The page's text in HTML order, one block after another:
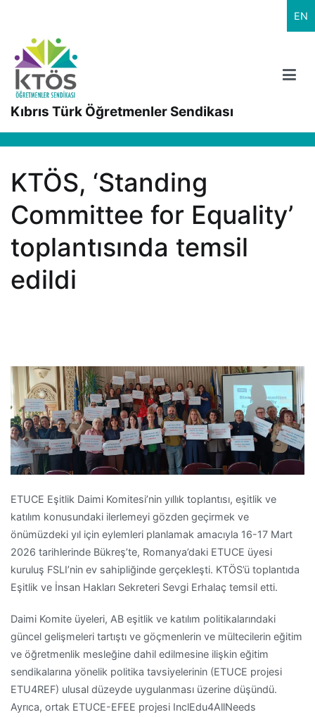
EN
Kıbrıs Türk Öğretmenler Sendikası
KTÖS, ‘Standing
Committee for Equality’
toplantısında temsil
edildi
ETUCE Eşitlik Daimi Komitesi’nin yıllık toplantısı, eşitlik ve
katılım konusundaki ilerlemeyi gözden geçirmek ve
önümüzdeki yıl için eylemleri planlamak amacıyla 16-17 Mart
2026 tarihlerinde Bükreş’te, Romanya’daki ETUCE üyesi
kuruluş FSLI’nin ev sahipliğinde gerçekleşti. KTÖS’ü toplantıda
Eşitlik ve İnsan Hakları Sekreteri Sevgi Erhalaç temsil etti.
Daimi Komite üyeleri, AB eşitlik ve katılım politikalarındaki
güncel gelişmeleri tartıştı ve göçmenlerin ve mültecilerin eğitim
ve öğretmenlik mesleğine dahil edilmesine ilişkin eğitim
sendikalarına yönelik politika tavsiyelerinin (ETUCE projesi
ETU4REF) ulusal düzeyde uygulanması üzerine düşündü.
Ayrıca, ortak ETUCE-EFEE projesi InclEdu4AllNeeds